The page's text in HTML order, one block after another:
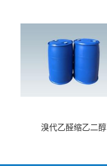
溴代乙醛缩乙二醇